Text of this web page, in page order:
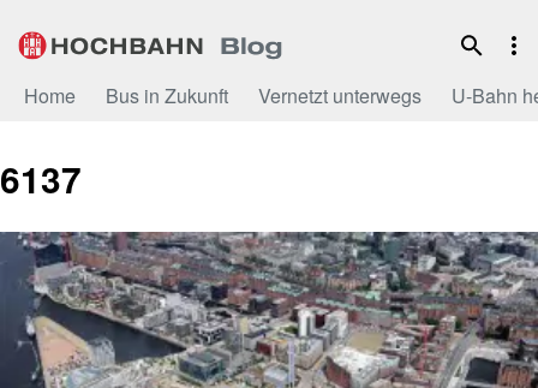
Inhalt
Home Bus in Zukunft Vernetzt unterwegs U-Bahn
6137